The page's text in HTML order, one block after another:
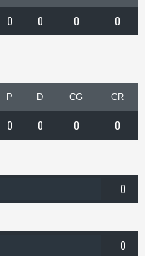
0 0 0 0
P D CG CR
0 0 0 0
0
0